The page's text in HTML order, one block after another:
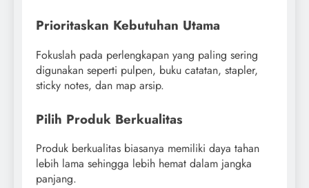
Prioritaskan Kebutuhan Utama
Fokuslah pada perlengkapan yang paling sering
digunakan seperti pulpen, buku catatan, stapler,
sticky notes, dan map arsip.
Pilih Produk Berkualitas
Produk berkualitas biasanya memiliki daya tahan
lebih lama sehingga lebih hemat dalam jangka
panjang.